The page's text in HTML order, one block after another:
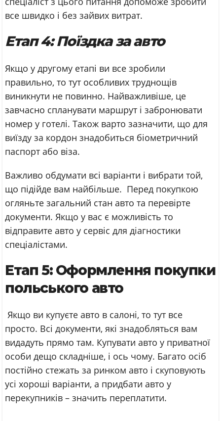
все швидко і без зайвих витрат.
Етап 4: Поїздка за авто
Якщо у другому етапі ви все зробили
правильно, то тут особливих труднощів
виникнути не повинно. Найважливіше, це
завчасно спланувати маршрут і забронювати
номер у готелі. Також варто зазначити, що для
виїзду за кордон знадобиться біометричний
паспорт або віза.
Важливо обдумати всі варіанти і вибрати той,
що підійде вам найбільше. Перед покупкою
огляньте загальний стан авто та перевірте
документи. Якщо у вас є можливість то
відправите авто у сервіс для діагностики
спеціалістами.
Етап 5: Оформлення покупки
польського авто
Якщо ви купуєте авто в салоні, то тут все
просто. Всі документи, які знадобляться вам
видадуть прямо там. Купувати авто у приватної
особи дещо складніше, і ось чому. Багато осіб
постійно стежать за ринком авто і скуповують
усі хороші варіанти, а придбати авто у
перекупників – значить переплатити.